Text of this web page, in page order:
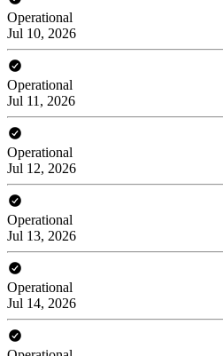
Operational
Jul 10, 2026
Operational
Jul 11, 2026
Operational
Jul 12, 2026
Operational
Jul 13, 2026
Operational
Jul 14, 2026